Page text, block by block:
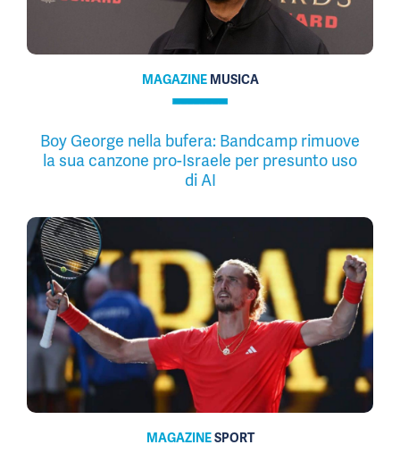
MAGAZINE MUSICA
Boy George nella bufera: Bandcamp rimuove
la sua canzone pro-Israele per presunto uso
di AI
MAGAZINESPORT